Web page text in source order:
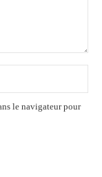
le navigateur pour